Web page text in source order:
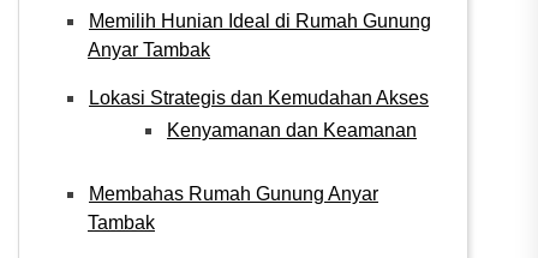
Memilih Hunian Ideal di Rumah Gunung
Anyar Tambak
Lokasi Strategis dan Kemudahan Akses
Kenyamanan dan Keamanan
Membahas Rumah Gunung Anyar
Tambak